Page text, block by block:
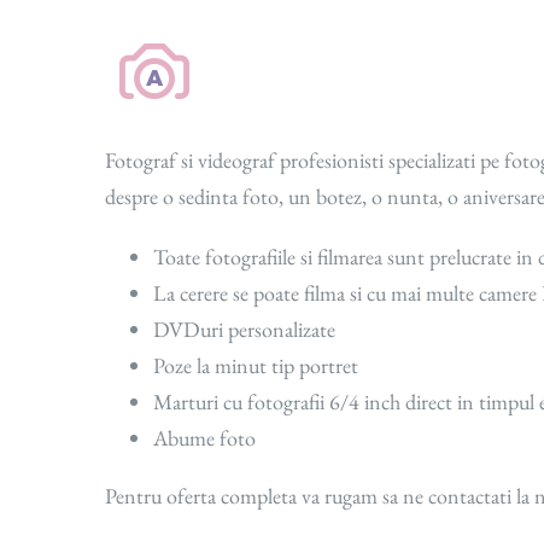
Fotograf si videograf profesionisti specializati pe
despre o sedinta foto, un botez, o nunta, o
Toate fotografiile si filmarea sunt prelucrate in
La cerere se poate filma si cu mai multe
DVDuri personalizate
Poze la minut tip portret
Marturi cu fotografii 6/4 inch direct in timpul
Abume foto
Pentru oferta completa va rugam sa ne contactati la